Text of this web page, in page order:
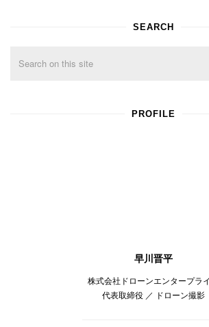
SEARCH
PROFILE
早川晋平
株式会社ドローンエンタープラ
代表取締役 ／ ドローン撮影